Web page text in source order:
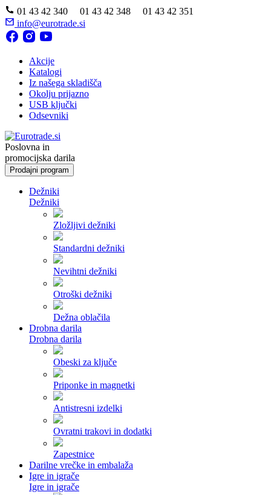
01 43 42 340 01 43 42 348 01 43 42 351
info@eurotrade.si
Akcije
Katalogi
Iz našega skladišča
Okolju prijazno
USB ključki
Odsevniki
Poslovna in
promocijska darila
Prodajni program
Dežniki
Dežniki
Zložljivi dežniki
Standardni dežniki
Nevihtni dežniki
Otroški dežniki
Dežna oblačila
Drobna darila
Drobna darila
Obeski za ključe
Priponke in magnetki
Antistresni izdelki
Ovratni trakovi in dodatki
Zapestnice
Darilne vrečke in embalaža
Igre in igrače
Igre in igrače